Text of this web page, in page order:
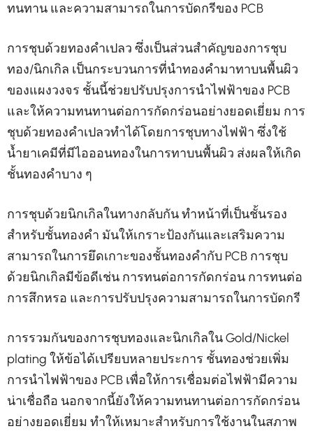
ทนทาน และความสามารถในการบัดกรีของ PCB
การชุบด้วยทองคำเปลว ซึ่งเป็นส่วนสำคัญของการชุบ
ทอง/นิกเกิล เป็นกระบวนการที่นำทองคำมาทาบนพื้นผิว
ของแผงวงจร ชั้นนี้ช่วยปรับปรุงการนำไฟฟ้าของ PCB
และให้ความทนทานต่อการกัดกร่อนอย่างยอดเยี่ยม การ
ชุบด้วยทองคำเปลวทำได้โดยการชุบทางไฟฟ้า ซึ่งใช้
น้ำยาเคมีที่มีไอออนทองในการทาบนพื้นผิว ส่งผลให้เกิด
ชั้นทองคำบาง ๆ
การชุบด้วยนิกเกิลในทางกลับกัน ทำหน้าที่เป็นชั้นรอง
สำหรับชั้นทองคำ มันให้เกราะป้องกันและเสริมความ
สามารถในการยึดเกาะของชั้นทองคำกับ PCB การชุบ
ด้วยนิกเกิลมีข้อดีเช่น การทนต่อการกัดกร่อน การทนต่อ
การสึกหรอ และการปรับปรุงความสามารถในการบัดกรี
การรวมกันของการชุบทองและนิกเกิลใน Gold/Nickel
plating ให้ข้อได้เปรียบหลายประการ ชั้นทองช่วยเพิ่ม
การนำไฟฟ้าของ PCB เพื่อให้การเชื่อมต่อไฟฟ้ามีความ
น่าเชื่อถือ นอกจากนี้ยังให้ความทนทานต่อการกัดกร่อน
อย่างยอดเยี่ยม ทำให้เหมาะสำหรับการใช้งานในสภาพ